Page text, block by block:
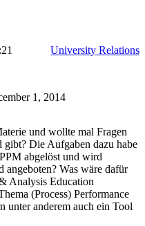
University Relations
1, 2014
und wollte mal Fragen
Die Aufgaben dazu habe
abgelöst und wird
Was wäre dafür
Analysis Education
(Process) Performance
unter anderem auch ein Tool